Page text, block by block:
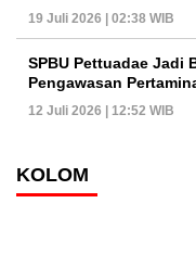
19 Juli 2026 | 02:38 WIB
SPBU Pettuadae Jadi
Pengawasan
12 Juli 2026 | 12:52 WIB
KOLOM